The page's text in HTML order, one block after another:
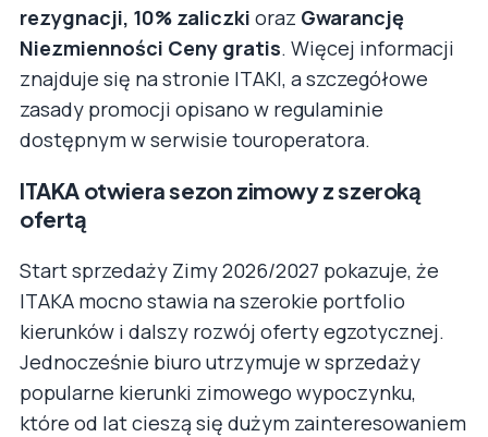
rezygnacji, 10% zaliczki oraz Gwarancję
Niezmienności Ceny gratis. Więcej informacji
znajduje się na stronie ITAKI, a szczegółowe
zasady promocji opisano w regulaminie
dostępnym w serwisie touroperatora.
ITAKA otwiera sezon zimowy z szeroką
ofertą
Start sprzedaży Zimy 2026/2027 pokazuje, że
ITAKA mocno stawia na szerokie portfolio
kierunków i dalszy rozwój oferty egzotycznej.
Jednocześnie biuro utrzymuje w sprzedaży
popularne kierunki zimowego wypoczynku,
które od lat cieszą się dużym zainteresowaniem